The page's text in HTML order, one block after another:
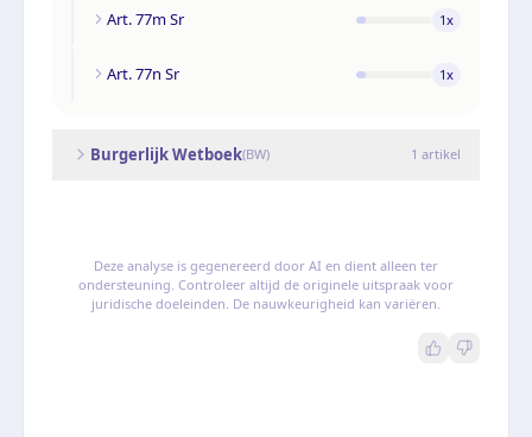
Art. 77m Sr 1x
Art. 77n Sr 1x
Burgerlijk Wetboek(BW) 1 artikel
Deze analyse is gegenereerd door AI en dient alleen ter
ondersteuning. Controleer altijd de originele uitspraak voor
juridische doeleinden. De nauwkeurigheid kan variëren.